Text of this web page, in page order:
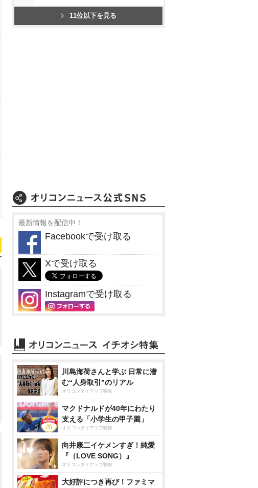
11位以下を見る
最新情報を配信中！
Facebookで受け取る
Xで受け取る
Instagramで受け取る
川島海荷さんと学ぶ 日常に潜
む“人身取引”のリアル
オリコンタイアップ特集
マクドナルドが40年にわたり
支える「小学生の甲子園」
オリコンタイアップ特集
向井康二イケメンすぎ！純愛
『（LOVE SONG）』
オリコンタイアップ特集
大好評につき再び！ファミマ